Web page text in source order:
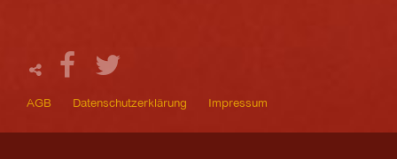
AGB Datenschutzerklärung Impressum